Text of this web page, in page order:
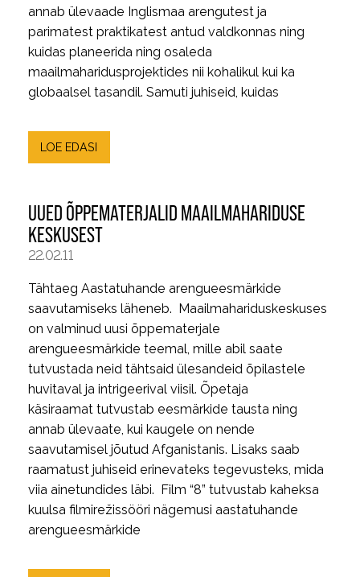
annab ülevaade Inglismaa arengutest ja
parimatest praktikatest antud valdkonnas ning
kuidas planeerida ning osaleda
maailmaharidusprojektides nii kohalikul kui ka
globaalsel tasandil. Samuti juhiseid, kuidas
LOE EDASI
UUED ÕPPEMATERJALID MAAILMAHARIDUSE
KESKUSEST
22.02.11
Tähtaeg Aastatuhande arengueesmärkide
saavutamiseks läheneb. Maailmahariduskeskuses
on valminud uusi õppematerjale
arengueesmärkide teemal, mille abil saate
tutvustada neid tähtsaid ülesandeid õpilastele
huvitaval ja intrigeerival viisil. Õpetaja
käsiraamat tutvustab eesmärkide tausta ning
annab ülevaate, kui kaugele on nende
saavutamisel jõutud Afganistanis. Lisaks saab
raamatust juhiseid erinevateks tegevusteks, mida
viia ainetundides läbi. Film “8” tutvustab kaheksa
kuulsa filmirežissööri nägemusi aastatuhande
arengueesmärkide